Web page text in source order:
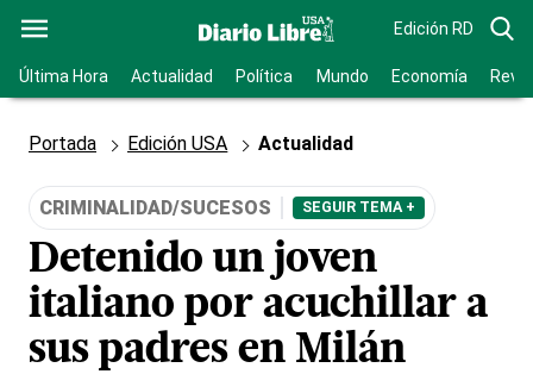
Edición RD
Última Hora Actualidad Política Mundo Economía
Portada Edición USA Actualidad
CRIMINALIDAD/SUCESOS SEGUIR TEMA +
Detenido un joven
italiano por acuchillar a
sus padres en Milán